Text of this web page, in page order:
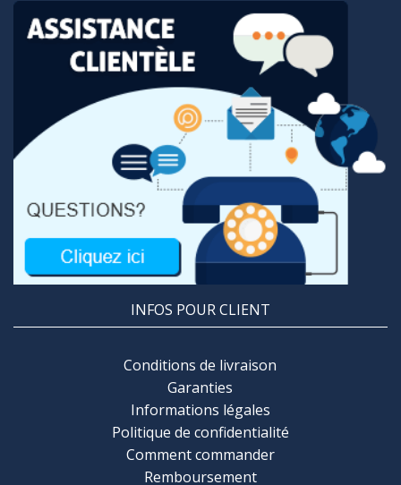
INFOS POUR CLIENT
Conditions de livraison
Garanties
Informations légales
Politique de confidentialité
Comment commander
Remboursement